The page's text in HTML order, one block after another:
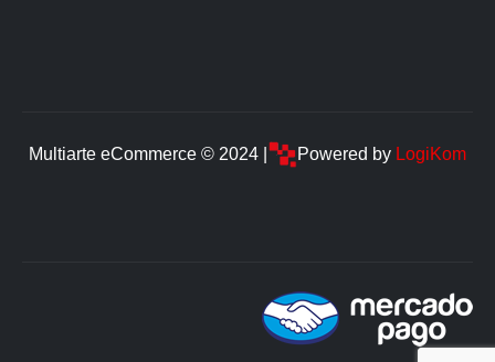
Multiarte eCommerce © 2024 | Powered by LogiKom